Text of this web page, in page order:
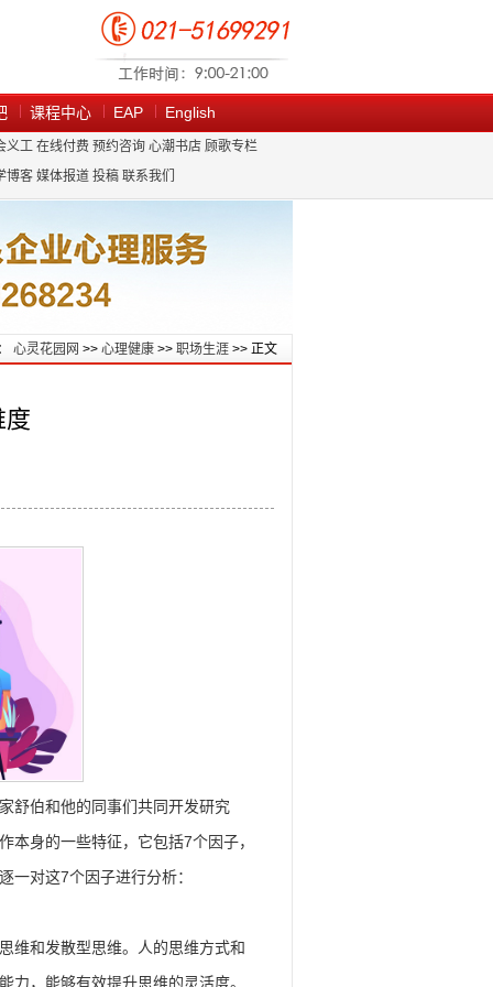
课程中心 EAP English
义工 在线付费 预约咨询 心潮书店 顾歌专栏
博客 媒体报道 投稿 联系我们
心灵花园网 >> 心理健康 >> 职场生涯 >> 正文
度
家舒伯和他的同事们共同开发研究
本身的一些特征，它包括7个因子，
一对这7个因子进行分析：
和发散型思维。人的思维方式和
力，能够有效提升思维的灵活度。